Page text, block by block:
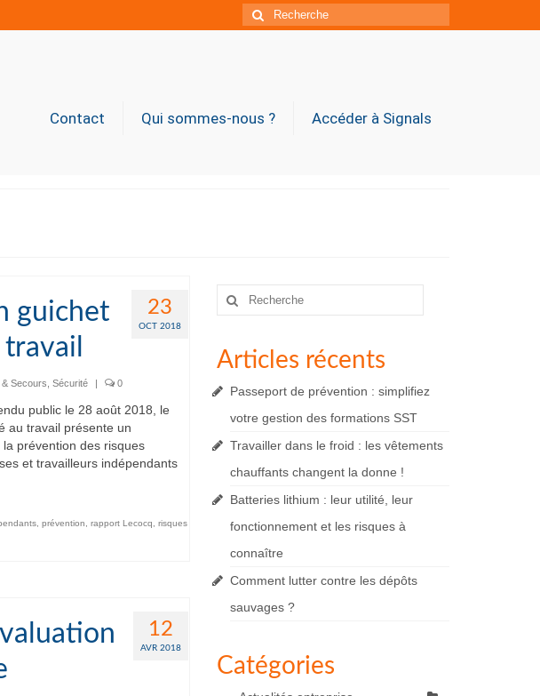
Rechercher
:
Contact Qui sommes-nous ? Accéder à Signals
23
OCT 2018
guichet
Secours Sécurité | 0
public le 28 août 2018, le
au travail présente un
prévention des risques
et travailleurs indépendants
, prévention rapport Lecocq
risques
12
AVR 2018
Rechercher
Articles récents
Passeport de prévention : simplifiez
votre gestion des formations SST
Travailler dans le froid : les vêtements
chauffants changent la donne !
Batteries lithium : leur utilité, leur
fonctionnement et les risques à
connaître
Comment lutter contre les dépôts
sauvages ?
Catégories